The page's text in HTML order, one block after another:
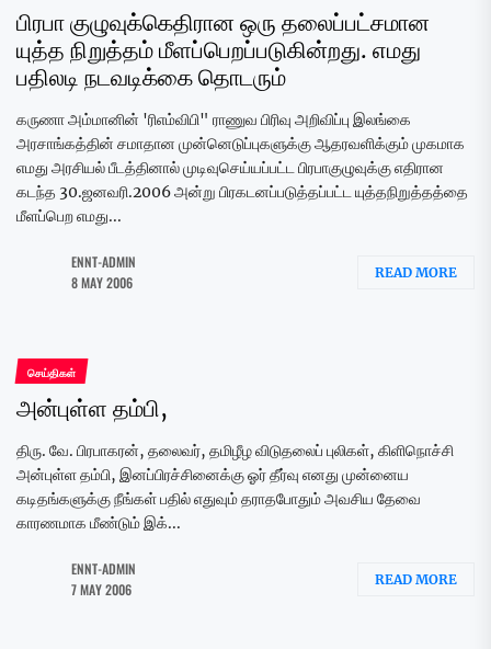
பிரபா குழுவுக்கெதிரான ஒரு தலைப்பட்சமான
யுத்த நிறுத்தம் மீளப்பெறப்படுகின்றது. எமது
பதிலடி நடவடிக்கை தொடரும்
கருணா அம்மானின் 'ரிஎம்விபி" ராணுவ பிரிவு அறிவிப்பு இலங்கை
அரசாங்கத்தின் சமாதான முன்னெடுப்புகளுக்கு ஆதரவளிக்கும் முகமாக
எமது அரசியல் பீடத்தினால் முடிவுசெய்யப்பட்ட பிரபாகுழுவுக்கு எதிரான
கடந்த 30.ஜனவரி.2006 அன்று பிரகடனப்படுத்தப்பட்ட யுத்தநிறுத்தத்தை
மீளப்பெற எமது...
ENNT-ADMIN
8 MAY 2006
READ MORE
செய்திகள்
அன்புள்ள தம்பி,
திரு. வே. பிரபாகரன், தலைவர், தமிழீழ விடுதலைப் புலிகள், கிளிநொச்சி
அன்புள்ள தம்பி, இனப்பிரச்சினைக்கு ஓர் தீர்வு எனது முன்னைய
கடிதங்களுக்கு நீங்கள் பதில் எதுவும் தராதபோதும் அவசிய தேவை
காரணமாக மீண்டும் இக்...
ENNT-ADMIN
7 MAY 2006
READ MORE